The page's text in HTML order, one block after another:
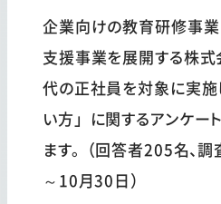
企業向けの教育研修事
支援事業を展開する株式
代の正社員を対象に実
い方」に関するアンケー
ます。（回答者205名、
～10月30日）